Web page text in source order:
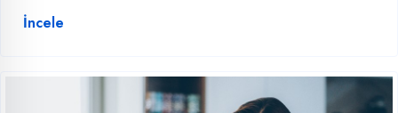
İncele